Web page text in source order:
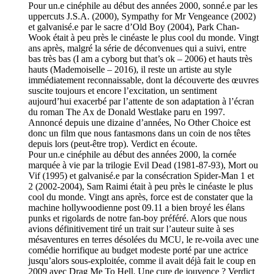
Pour un.e cinéphile au début des années 2000, sonné.e par les
uppercuts J.S.A. (2000), Sympathy for Mr Vengeance (2002)
et galvanisé.e par le sacre d’Old Boy (2004), Park Chan-
Wook était à peu près le cinéaste le plus cool du monde. Vingt
ans après, malgré la série de déconvenues qui a suivi, entre
bas très bas (I am a cyborg but that’s ok – 2006) et hauts très
hauts (Mademoiselle – 2016), il reste un artiste au style
immédiatement reconnaissable, dont la découverte des œuvres
suscite toujours et encore l’excitation, un sentiment
aujourd’hui exacerbé par l’attente de son adaptation à l’écran
du roman The Ax de Donald Westlake paru en 1997.
Annoncé depuis une dizaine d’années, No Other Choice est
donc un film que nous fantasmons dans un coin de nos têtes
depuis lors (peut-être trop). Verdict en écoute.
Pour un.e cinéphile au début des années 2000, la cornée
marquée à vie par la trilogie Evil Dead (1981-87-93), Mort ou
Vif (1995) et galvanisé.e par la consécration Spider-Man 1 et
2 (2002-2004), Sam Raimi était à peu près le cinéaste le plus
cool du monde. Vingt ans après, force est de constater que la
machine hollywoodienne post 09.11 a bien broyé les élans
punks et rigolards de notre fan-boy préféré. Alors que nous
avions définitivement tiré un trait sur l’auteur suite à ses
mésaventures en terres désolées du MCU, le re-voila avec une
comédie horrifique au budget modeste porté par une actrice
jusqu’alors sous-exploitée, comme il avait déjà fait le coup en
2009 avec Drag Me To Hell. Une cure de jouvence ? Verdict